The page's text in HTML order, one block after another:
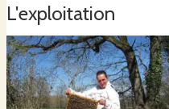
L'exploitation